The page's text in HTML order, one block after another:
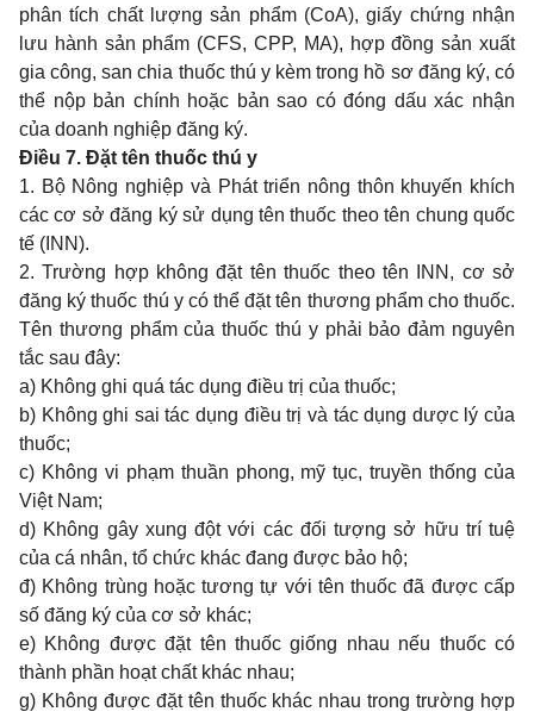
phân tích chất lượng sản phẩm (CoA), giấy chứng nhận
lưu hành sản phẩm (CFS, CPP, MA), hợp đồng sản xuất
gia công, san chia thuốc thú y kèm trong hồ sơ đăng ký, có
thể nộp bản chính hoặc bản sao có đóng dấu xác nhận
của doanh nghiệp đăng ký.
Điều 7. Đặt tên thuốc thú y
1. Bộ Nông nghiệp và Phát triển nông thôn khuyến khích
các cơ sở đăng ký sử dụng tên thuốc theo tên chung quốc
tế (INN).
2. Trường hợp không đặt tên thuốc theo tên INN, cơ sở
đăng ký thuốc thú y có thể đặt tên thương phẩm cho thuốc.
Tên thương phẩm của thuốc thú y phải bảo đảm nguyên
tắc sau đây:
a) Không ghi quá tác dụng điều trị của thuốc;
b) Không ghi sai tác dụng điều trị và tác dụng dược lý của
thuốc;
c) Không vi phạm thuần phong, mỹ tục, truyền thống của
Việt Nam;
d) Không gây xung đột với các đối tượng sở hữu trí tuệ
của cá nhân, tổ chức khác đang được bảo hộ;
đ) Không trùng hoặc tương tự với tên thuốc đã được cấp
số đăng ký của cơ sở khác;
e) Không được đặt tên thuốc giống nhau nếu thuốc có
thành phần hoạt chất khác nhau;
g) Không được đặt tên thuốc khác nhau trong trường hợp